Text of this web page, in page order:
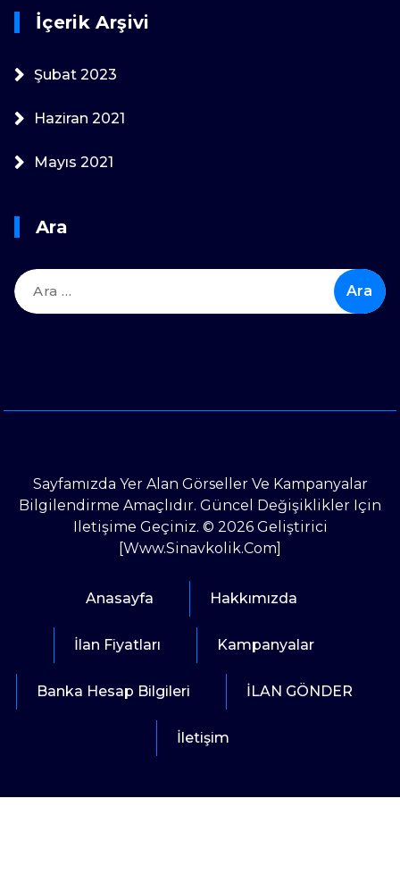
İçerik Arşivi
Şubat 2023
Haziran 2021
Mayıs 2021
Ara
Arama:
Sayfamızda Yer Alan Görseller Ve Kampanyalar
Bilgilendirme Amaçlıdır. Güncel Değişiklikler Için
Iletişime Geçiniz. © 2026 Geliştirici
[www.sinavkolik.com]
Anasayfa Hakkımızda
İlan Fiyatları Kampanyalar
Banka Hesap Bilgileri İLAN GÖNDER
İletişim